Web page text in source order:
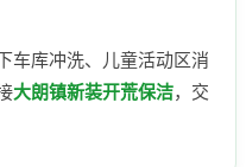
车库冲洗、儿童活动区消
大朗镇新装开荒保洁，交